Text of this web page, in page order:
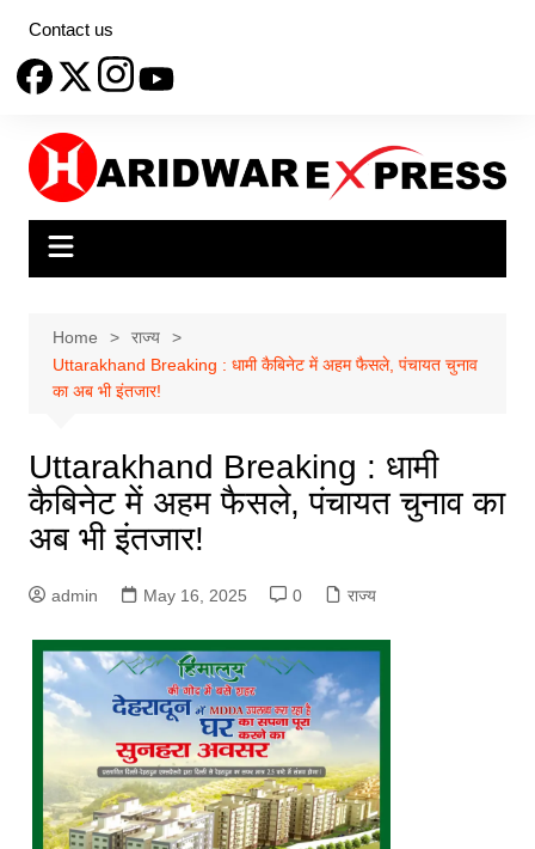
content
Contact us
Home
राज्य
Uttarakhand Breaking : धामी कैबिनेट में अहम फैसले, पंचायत चुनाव
का अब भी इंतजार!
Uttarakhand Breaking : धामी
कैबिनेट में अहम फैसले, पंचायत चुनाव का
अब भी इंतजार!
admin May 16, 2025 0 राज्य